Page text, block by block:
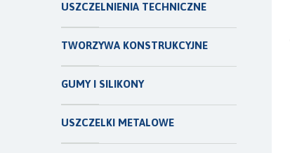
USZCZELKI METALOWE
GUMY I SILIKONY
TWORZYWA KONSTRUKCYJNE
USZCZELNIENIA TECHNICZNE